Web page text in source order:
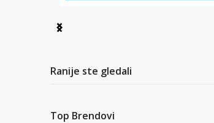
Item
4
Ranije ste gledali
Top Brendovi